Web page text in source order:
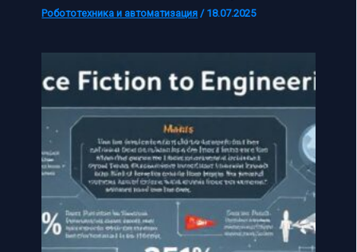
Робототехника и автоматизация / 18.07.2025